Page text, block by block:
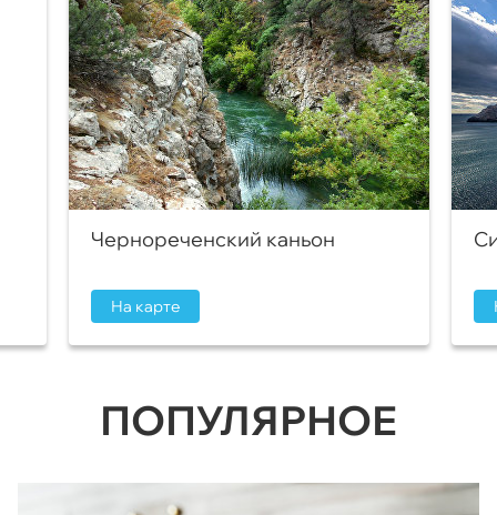
Чернореченский каньон
На карте
ПОПУЛЯРНОЕ